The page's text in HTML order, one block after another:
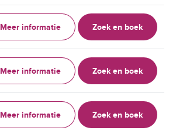
Meer informatie Zoek en boek
Meer informatie Zoek en boek
Meer informatie Zoek en boek